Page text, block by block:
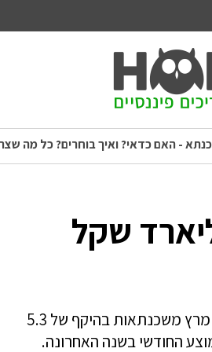
- האם כדאי? ואיך בוחרים? כל מה
משכנתאות במרץ – 5.3 מיליארד שקל. הבנקים למשכנתאות נתנו בחודש מרץ משכנתאות בהיקף של 5.3
החודשי בשנה האחרונה.